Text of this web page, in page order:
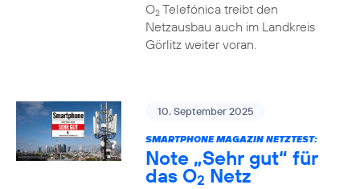
O2Telefónica treibt den
Netzausbau auch im Landkreis
Görlitz weiter voran.
10. September 2025
SMARTPHONE MAGAZIN NETZTEST:
Note „Sehr gut“ für
das O2 Netz